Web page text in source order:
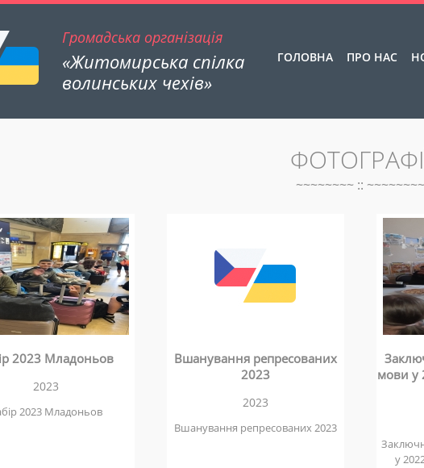
Громадська організація
«Житомирська спілка
волинських чехів»
ГОЛОВНА ПРО НАС
~~~~~~~~ :: ~~~~~~~~
2023 Младоньов
2023
2023 Младоньов
Вшанування репресованих
2023
2023
Вшанування репресованих 2023
мови у
у